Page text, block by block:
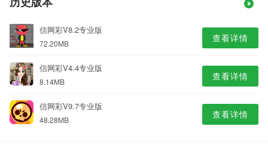
历史版本
信网彩V8.2专业版
72.20MB 查看详情
信网彩V4.4专业版
8.14MB 查看详情
信网彩V9.7专业版
48.28MB 查看详情